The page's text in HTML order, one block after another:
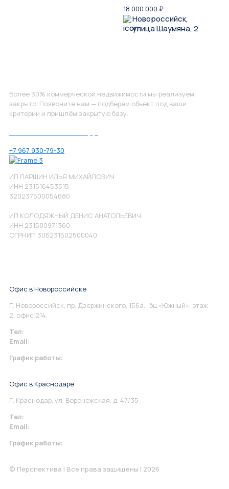
18 000 000 ₽
Новороссийск,
улица Шаумяна, 2
Более 30% коммерческой недвижимости мы реализуем
закрыто. Позвоните нам — подберём объект под ваши
критерии и пришлём закрытую базу.
+7 967 930-79-30
ИП ПАРШИН ИЛЬЯ МИХАЙЛОВИЧ
ИНН 231516453515
320237500054680
ИП КОЛОДЯЖНЫЙ ДЕНИС АНАТОЛЬЕВИЧ
ИНН 231580971360
ОГРНИП 306231502500040
Офис в Новороссийске
Г. Новороссийск, пр. Дзержинского, 156а, бц «Южный», этаж
2, офис 214.
Тел:
Email:
График работы:
Офис в Краснодаре
Г. Краснодар, ул. Воронежская, д. 47/35
Тел:
Email:
График работы:
© Перспектива | Все права защищены | 2026